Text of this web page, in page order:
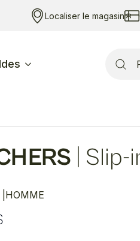
Localiser le magasin
for:
Slip-
HOMME